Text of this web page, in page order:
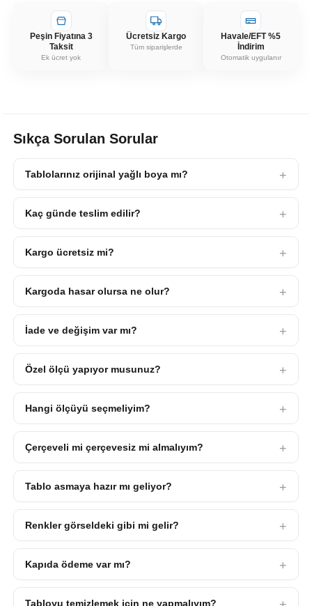
Peşin Fiyatına 3
Taksit
Ek ücret yok
Ücretsiz Kargo
Tüm siparişlerde
Havale/EFT %5
İndirim
Otomatik uygulanır
Sıkça Sorulan Sorular
Tablolarınız orijinal yağlı boya mı?
Kaç günde teslim edilir?
Kargo ücretsiz mi?
Kargoda hasar olursa ne olur?
İade ve değişim var mı?
Özel ölçü yapıyor musunuz?
Hangi ölçüyü seçmeliyim?
Çerçeveli mi çerçevesiz mi almalıyım?
Tablo asmaya hazır mı geliyor?
Renkler görseldeki gibi mi gelir?
Kapıda ödeme var mı?
Tabloyu temizlemek için ne yapmalıyım?